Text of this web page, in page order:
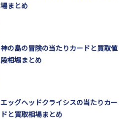
場まとめ
神の島の冒険の当たりカードと買取値
段相場まとめ
エッグヘッドクライシスの当たりカー
ドと買取相場まとめ